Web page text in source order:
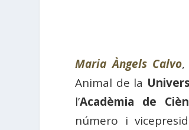
Maria Àngels Calvo,
Animal de la
l’Acadèmia de
número i